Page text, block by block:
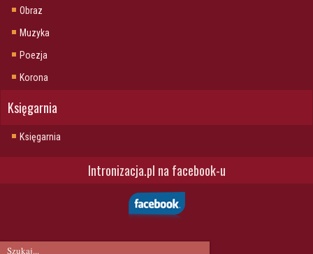
Obraz
Muzyka
Poezja
Korona
Księgarnia
Księgarnia
Intronizacja.pl na facebook-u